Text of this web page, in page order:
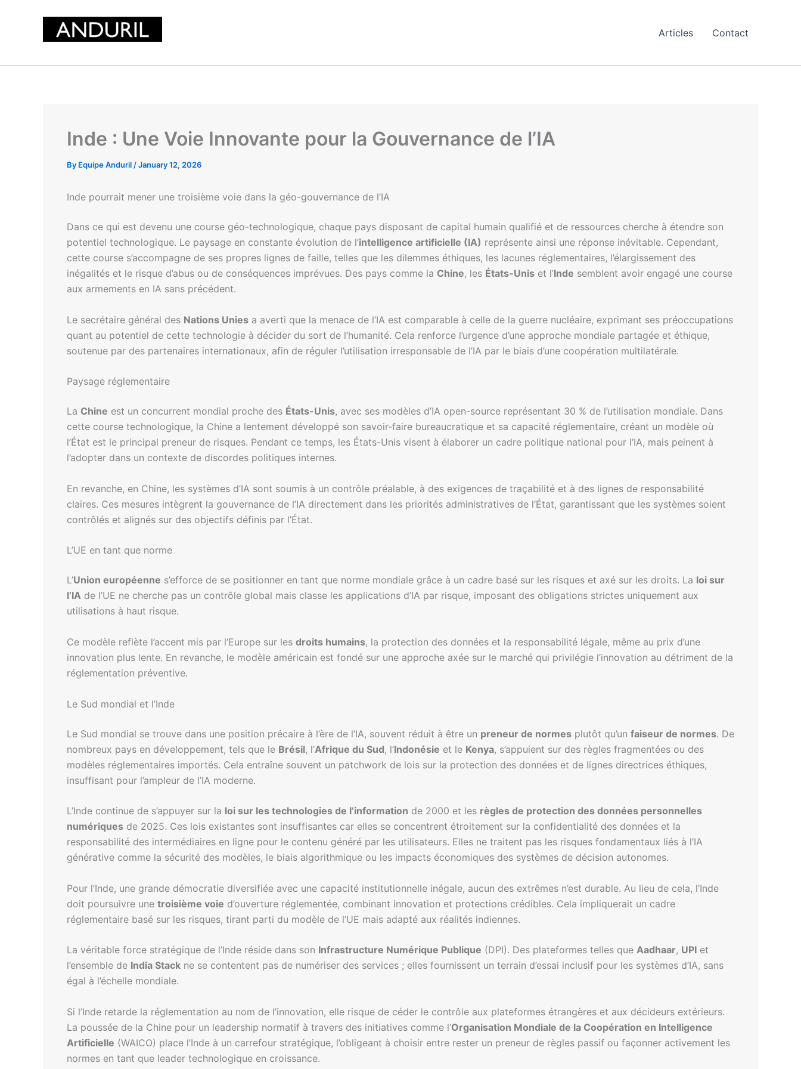
Articles Contact
Inde : Une Voie Innovante pour la Gouvernance de l’IA
By Equipe Anduril /January 12, 2026
Inde pourrait mener une troisième voie dans la géo-gouvernance de l’IA
Dans ce qui est devenu une course géo-technologique, chaque pays disposant de capital humain qualifié et de ressources cherche à étendre son
potentiel technologique. Le paysage en constante évolution de l’intelligence artificielle (IA) représente ainsi une réponse inévitable. Cependant,
cette course s’accompagne de ses propres lignes de faille, telles que les dilemmes éthiques, les lacunes réglementaires, l’élargissement des
inégalités et le risque d’abus ou de conséquences imprévues. Des pays comme la Chine, les États-Unis et l’Inde semblent avoir engagé une course
aux armements en IA sans précédent.
Le secrétaire général des Nations Unies a averti que la menace de l’IA est comparable à celle de la guerre nucléaire, exprimant ses préoccupations
quant au potentiel de cette technologie à décider du sort de l’humanité. Cela renforce l’urgence d’une approche mondiale partagée et éthique,
soutenue par des partenaires internationaux, afin de réguler l’utilisation irresponsable de l’IA par le biais d’une coopération multilatérale.
Paysage réglementaire
La Chine est un concurrent mondial proche des États-Unis, avec ses modèles d’IA open-source représentant 30 % de l’utilisation mondiale. Dans
cette course technologique, la Chine a lentement développé son savoir-faire bureaucratique et sa capacité réglementaire, créant un modèle où
l’État est le principal preneur de risques. Pendant ce temps, les États-Unis visent à élaborer un cadre politique national pour l’IA, mais peinent à
l’adopter dans un contexte de discordes politiques internes.
En revanche, en Chine, les systèmes d’IA sont soumis à un contrôle préalable, à des exigences de traçabilité et à des lignes de responsabilité
claires. Ces mesures intègrent la gouvernance de l’IA directement dans les priorités administratives de l’État, garantissant que les systèmes soient
contrôlés et alignés sur des objectifs définis par l’État.
L’UE en tant que norme
L’Union européenne s’efforce de se positionner en tant que norme mondiale grâce à un cadre basé sur les risques et axé sur les droits. La loi sur
l’IA de l’UE ne cherche pas un contrôle global mais classe les applications d’IA par risque, imposant des obligations strictes uniquement aux
utilisations à haut risque.
Ce modèle reflète l’accent mis par l’Europe sur les droits humains, la protection des données et la responsabilité légale, même au prix d’une
innovation plus lente. En revanche, le modèle américain est fondé sur une approche axée sur le marché qui privilégie l’innovation au détriment de la
réglementation préventive.
Le Sud mondial et l’Inde
Le Sud mondial se trouve dans une position précaire à l’ère de l’IA, souvent réduit à être un preneur de normes plutôt qu’un faiseur de normes. De
nombreux pays en développement, tels que le Brésil, l’Afrique du Sud, l’Indonésie et le Kenya, s’appuient sur des règles fragmentées ou des
modèles réglementaires importés. Cela entraîne souvent un patchwork de lois sur la protection des données et de lignes directrices éthiques,
insuffisant pour l’ampleur de l’IA moderne.
L’Inde continue de s’appuyer sur la loi sur les technologies de l’information de 2000 et les règles de protection des données personnelles
numériques de 2025. Ces lois existantes sont insuffisantes car elles se concentrent étroitement sur la confidentialité des données et la
responsabilité des intermédiaires en ligne pour le contenu généré par les utilisateurs. Elles ne traitent pas les risques fondamentaux liés à l’IA
générative comme la sécurité des modèles, le biais algorithmique ou les impacts économiques des systèmes de décision autonomes.
Pour l’Inde, une grande démocratie diversifiée avec une capacité institutionnelle inégale, aucun des extrêmes n’est durable. Au lieu de cela, l’Inde
doit poursuivre une troisième voie d’ouverture réglementée, combinant innovation et protections crédibles. Cela impliquerait un cadre
réglementaire basé sur les risques, tirant parti du modèle de l’UE mais adapté aux réalités indiennes.
La véritable force stratégique de l’Inde réside dans son Infrastructure Numérique Publique (DPI). Des plateformes telles que Aadhaar, UPI et
l’ensemble de India Stack ne se contentent pas de numériser des services ; elles fournissent un terrain d’essai inclusif pour les systèmes d’IA, sans
égal à l’échelle mondiale.
Si l’Inde retarde la réglementation au nom de l’innovation, elle risque de céder le contrôle aux plateformes étrangères et aux décideurs extérieurs.
La poussée de la Chine pour un leadership normatif à travers des initiatives comme l’Organisation Mondiale de la Coopération en Intelligence
Artificielle (WAICO) place l’Inde à un carrefour stratégique, l’obligeant à choisir entre rester un preneur de règles passif ou façonner activement les
normes en tant que leader technologique en croissance.